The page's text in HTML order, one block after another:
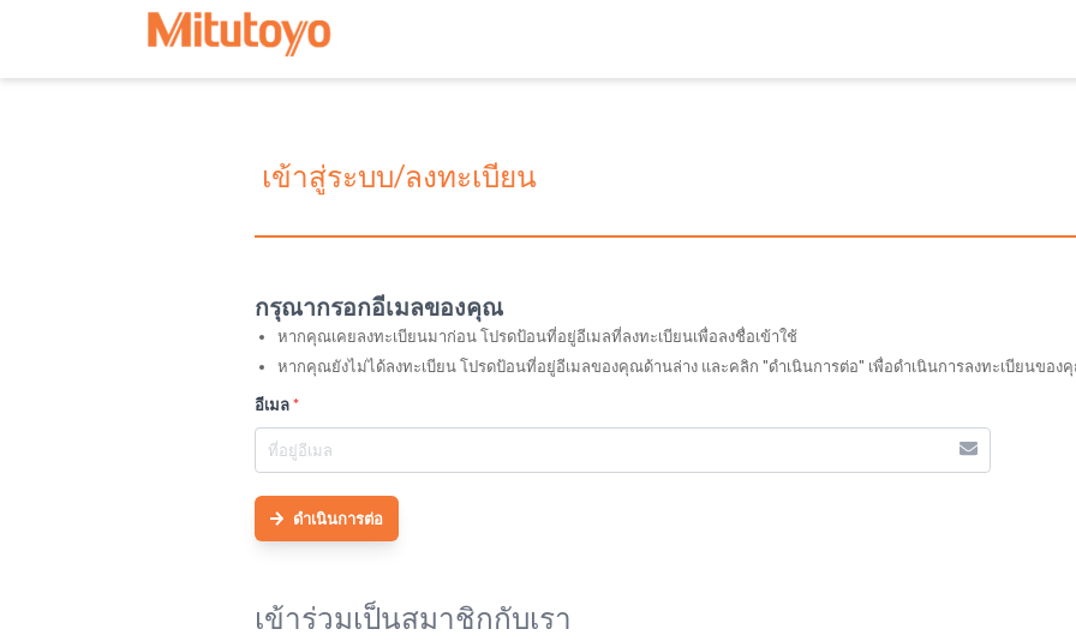
เข้าสู่ระบบ/ลงทะเบียน
กรุณากรอกอีเมลของคุณ
หากคุณเคยลงทะเบียนมาก่อน โปรดป้อนที่อยู่อีเมลที่ลงทะเบียนเพื่อลงชื่อเข้าใช้
หากคุณยังไม่ได้ลงทะเบียน โปรดป้อนที่อยู่อีเมลของคุณด้านล่าง และคลิก "ดำเนินการต่อ" เพื่อดำเนินการลงทะเบียนของ
อีเมล*
ดำเนินการต่อ
เข้าร่วมเป็นสมาชิกกับเรา